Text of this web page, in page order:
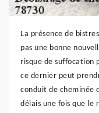
La présence de
pas une bonne
risque de suffocation
ce dernier peut
conduit de cheminée
délais une fois que le